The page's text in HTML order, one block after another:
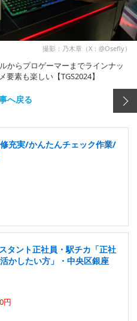
撮影：乃木章（X：@Osefly）
からプロゲーマーまでラインナッ
素も楽しい【TGS2024】
へ戻る
充実/かんたんチェック作業/
タント正社員・駅チカ「正社
かしたい方」・中央区銀座
円